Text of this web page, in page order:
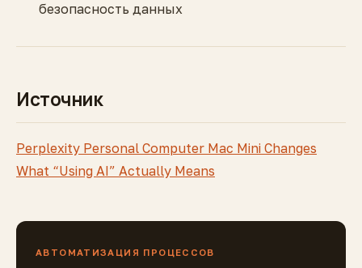
безопасность данных
Источник
Perplexity Personal Computer Mac Mini Changes
What “Using AI” Actually Means
АВТОМАТИЗАЦИЯ ПРОЦЕССОВ